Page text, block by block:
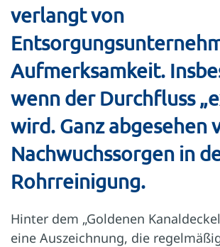
verlangt von
Aufmerksamkeit.
wenn der Durchfluss
wird. Ganz abgesehen
Nachwuchssorgen in
Rohrreinigung.
Hinter dem „Goldenen
eine Auszeichnung, die